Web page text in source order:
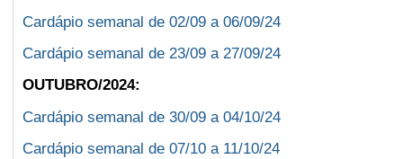
Cardápio semanal de 02/09 a 06/09/24
Cardápio semanal de 23/09 a 27/09/24
OUTUBRO/2024:
Cardápio semanal de 30/09 a 04/10/24
Cardápio semanal de 07/10 a 11/10/24